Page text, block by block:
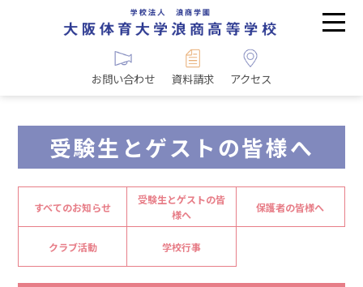
お問い合わせ 資料請求 アクセス
受験生とゲストの皆様へ
すべてのお知らせ
受験生とゲストの皆
様へ
保護者の皆様へ
クラブ活動 学校行事